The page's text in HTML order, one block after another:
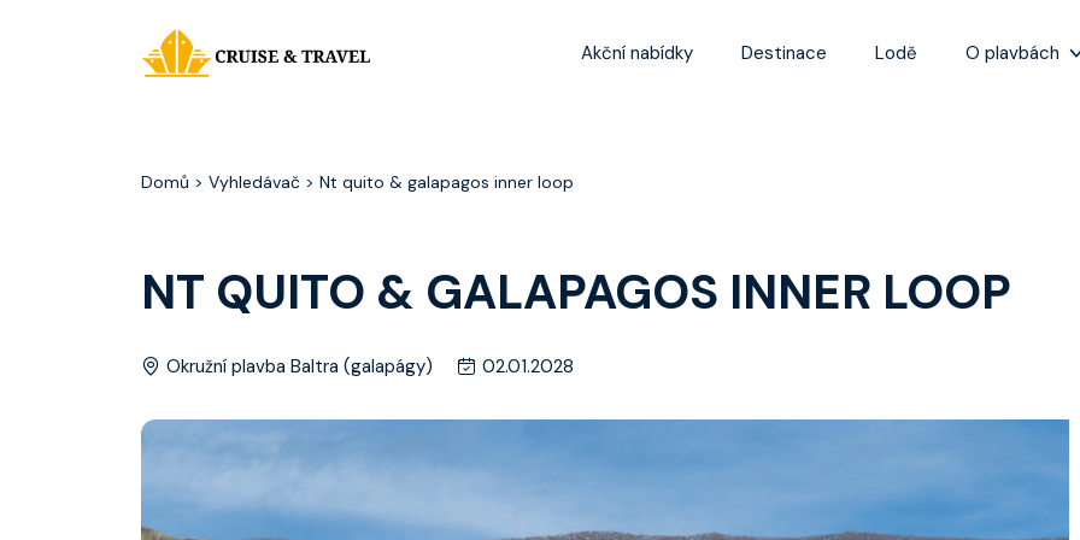
Akční nabídky Destinace Lodě O plavbách
Domů > Vyhledávač > Nt quito & galapagos inner loop
NT QUITO & GALAPAGOS INNER LOOP
Okružní plavba Baltra (galapágy) 02.01.2028